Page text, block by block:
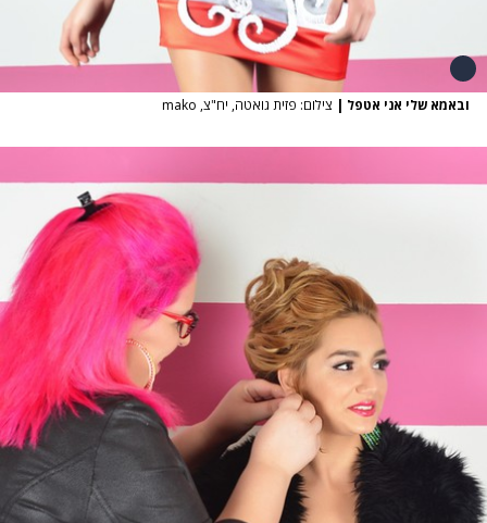
ובאמא שלי אני אטפל | צילום: פזית גואטה, יח"צ, mako